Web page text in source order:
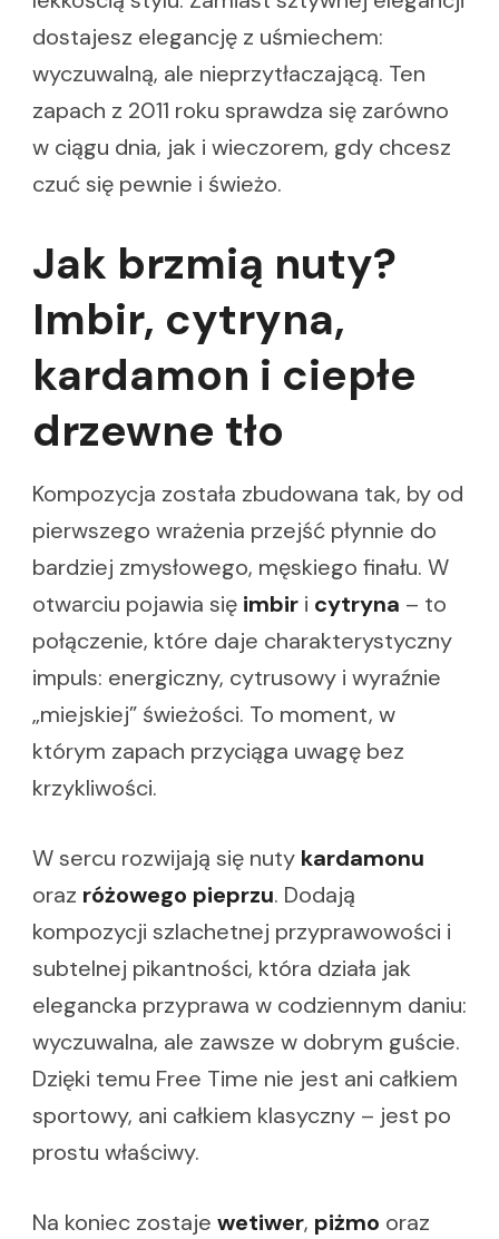
dostajesz elegancję z uśmiechem:
wyczuwalną, ale nieprzytłaczającą. Ten
zapach z 2011 roku sprawdza się zarówno
w ciągu dnia, jak i wieczorem, gdy chcesz
czuć się pewnie i świeżo.
Jak brzmią nuty?
Imbir, cytryna,
kardamon i ciepłe
drzewne tło
Kompozycja została zbudowana tak, by od
pierwszego wrażenia przejść płynnie do
bardziej zmysłowego, męskiego finału. W
otwarciu pojawia się imbir i cytryna – to
połączenie, które daje charakterystyczny
impuls: energiczny, cytrusowy i wyraźnie
„miejskiej” świeżości. To moment, w
którym zapach przyciąga uwagę bez
krzykliwości.
W sercu rozwijają się nuty kardamonu
oraz różowego pieprzu. Dodają
kompozycji szlachetnej przyprawowości i
subtelnej pikantności, która działa jak
elegancka przyprawa w codziennym daniu:
wyczuwalna, ale zawsze w dobrym guście.
Dzięki temu Free Time nie jest ani całkiem
sportowy, ani całkiem klasyczny – jest po
prostu właściwy.
Na koniec zostaje wetiwer, piżmo oraz